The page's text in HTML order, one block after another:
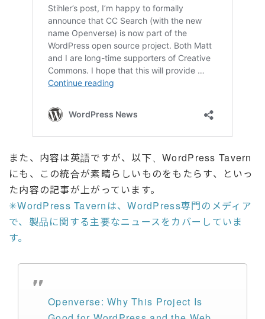
また、内容は英語ですが、以下、WordPress Tavern
にも、この統合が素晴らしいものをもたらす、といっ
た内容の記事が上がっています。
✳︎WordPress Tavernは、WordPress専門のメディア
で、製品に関する主要なニュースをカバーしていま
す。
Openverse: Why This Project Is